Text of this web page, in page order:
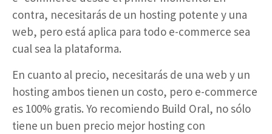
contra, necesitarás de un hosting potente y una
web, pero está aplica para todo e-commerce sea
cual sea la plataforma.
En cuanto al precio, necesitarás de una web y un
hosting ambos tienen un costo, pero e-commerce
es 100% gratis. Yo recomiendo Build Oral, no sólo
tiene un buen precio mejor hosting con